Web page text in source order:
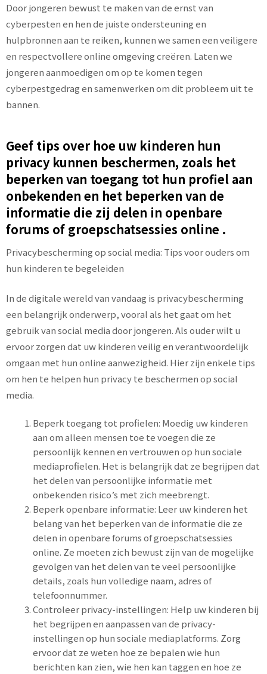
Door jongeren bewust te maken van de ernst van
cyberpesten en hen de juiste ondersteuning en
hulpbronnen aan te reiken, kunnen we samen een veiligere
en respectvollere online omgeving creëren. Laten we
jongeren aanmoedigen om op te komen tegen
cyberpestgedrag en samenwerken om dit probleem uit te
bannen.
Geef tips over hoe uw kinderen hun
privacy kunnen beschermen, zoals het
beperken van toegang tot hun profiel aan
onbekenden en het beperken van de
informatie die zij delen in openbare
forums of groepschatsessies online .
Privacybescherming op social media: Tips voor ouders om
hun kinderen te begeleiden
In de digitale wereld van vandaag is privacybescherming
een belangrijk onderwerp, vooral als het gaat om het
gebruik van social media door jongeren. Als ouder wilt u
ervoor zorgen dat uw kinderen veilig en verantwoordelijk
omgaan met hun online aanwezigheid. Hier zijn enkele tips
om hen te helpen hun privacy te beschermen op social
media.
Beperk toegang tot profielen: Moedig uw kinderen
aan om alleen mensen toe te voegen die ze
persoonlijk kennen en vertrouwen op hun sociale
mediaprofielen. Het is belangrijk dat ze begrijpen dat
het delen van persoonlijke informatie met
onbekenden risico’s met zich meebrengt.
Beperk openbare informatie: Leer uw kinderen het
belang van het beperken van de informatie die ze
delen in openbare forums of groepschatsessies
online. Ze moeten zich bewust zijn van de mogelijke
gevolgen van het delen van te veel persoonlijke
details, zoals hun volledige naam, adres of
telefoonnummer.
Controleer privacy-instellingen: Help uw kinderen bij
het begrijpen en aanpassen van de privacy-
instellingen op hun sociale mediaplatforms. Zorg
ervoor dat ze weten hoe ze bepalen wie hun
berichten kan zien, wie hen kan taggen en hoe ze